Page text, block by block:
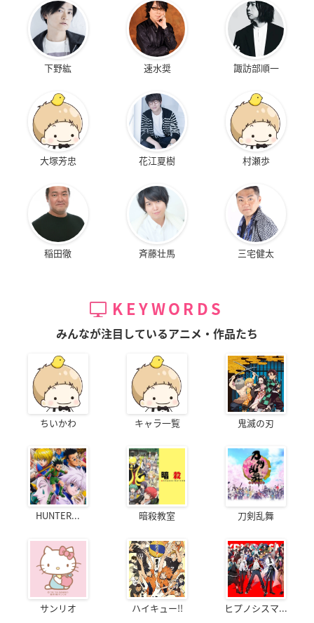
下野紘 速水奨 諏訪部順一
大塚芳忠 花江夏樹 村瀬歩
稲田徹 斉藤壮馬 三宅健太
KEYWORDS
みんなが注目しているアニメ・作品たち
ちいかわ キャラ一覧 鬼滅の刃
HUNTER... 暗殺教室 刀剣乱舞
サンリオ ハイキュー!! ヒプノシスマ...